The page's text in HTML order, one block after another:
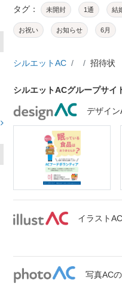
タグ： 未開封 1通 結
お祝い お知らせ 6月
シルエットAC 招待状
シルエットACグループサイ
デザイ
イラスト
写真AC